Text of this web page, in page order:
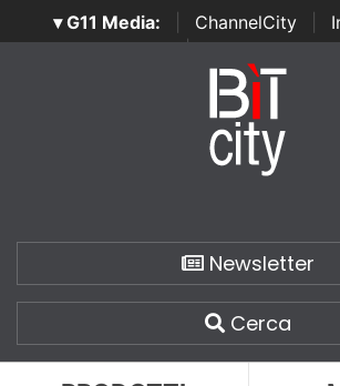
▾ G11 Media: ChannelCity
SecurityOpenLab | Italian Channel
Italian Security
Newsletter
Cerca